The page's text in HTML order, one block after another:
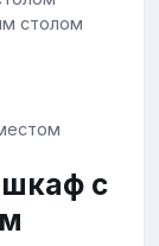
столом
с